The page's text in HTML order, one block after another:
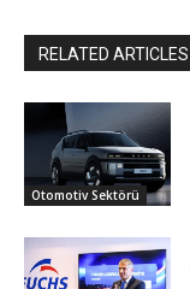
RELATED ARTICLES
Otomotiv Sektörü